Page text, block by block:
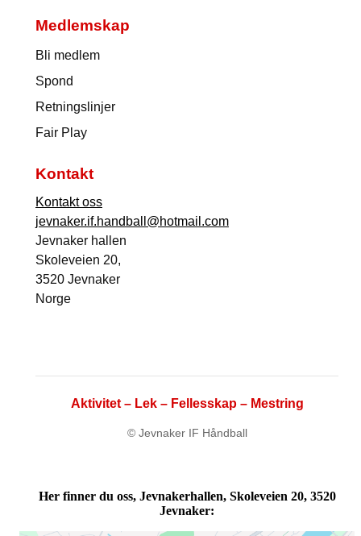
Medlemskap
Bli medlem
Spond
Retningslinjer
Fair Play
Kontakt
Kontakt oss
jevnaker.if.handball@hotmail.com
Jevnaker hallen
Skoleveien 20,
3520 Jevnaker
Norge
Aktivitet – Lek – Fellesskap – Mestring
© Jevnaker IF Håndball
Her finner du oss, Jevnakerhallen, Skoleveien 20, 3520
Jevnaker: